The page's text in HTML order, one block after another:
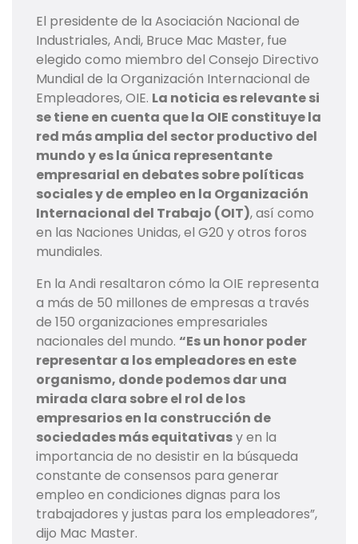
El presidente de la Asociación Nacional de
Industriales, Andi, Bruce Mac Master, fue
elegido como miembro del Consejo Directivo
Mundial de la Organización Internacional de
Empleadores, OIE. La noticia es relevante si
se tiene en cuenta que la OIE constituye la
red más amplia del sector productivo del
mundo y es la única representante
empresarial en debates sobre políticas
sociales y de empleo en la Organización
Internacional del Trabajo (OIT), así como
en las Naciones Unidas, el G20 y otros foros
mundiales.
En la Andi resaltaron cómo la OIE representa
a más de 50 millones de empresas a través
de 150 organizaciones empresariales
nacionales del mundo. “Es un honor poder
representar a los empleadores en este
organismo, donde podemos dar una
mirada clara sobre el rol de los
empresarios en la construcción de
sociedades más equitativasy en la
importancia de no desistir en la búsqueda
constante de consensos para generar
empleo en condiciones dignas para los
trabajadores y justas para los empleadores”,
dijo Mac Master.